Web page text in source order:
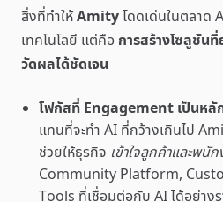
สิ่งที่ทำให้Amityโดดเด่นในตลาด
เทคโนโลยี แต่คือ การสร้างโซลูชันที่
วัดผลได้ชัดเจน
โฟกัสที่ Engagement เป็นหลั
แทนที่จะทำ AI ที่กว้างเกินไป
ช่วยให้ธุรกิจ เข้าใจลูกค้าและพนั
Community Platform,
Tools ที่เชื่อมต่อกับ AI ได้อย่าง